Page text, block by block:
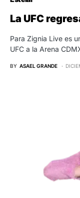
La UFC
Para Zignia Live es
UFC a la Arena
BY ASAEL GRANDE